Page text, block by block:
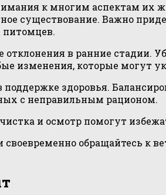
к многим аспектам их
существование. Важно
питомцев.
в ранние стадии.
изменения, которые могут
поддержке здоровья.
с неправильным рационом.
и осмотр помогут
своевременно обращайтесь к